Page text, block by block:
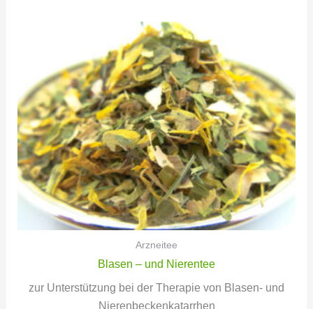
Arzneitee
Blasen – und Nierentee
zur Unterstützung bei der Therapie von Blasen- und
Nierenbeckenkatarrhen